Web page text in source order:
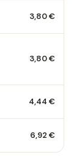
3,80 €
3,80 €
4,44 €
6,92 €